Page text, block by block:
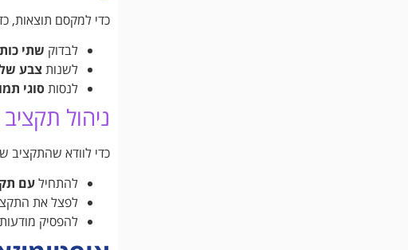
כדי למקסם תוצאות,
לבדוק שתי
לשנותצבע
לנסותסוגי
ניהול
כדי לוודא שהתקציב
להתחילעם
לפצל את
להפסיק